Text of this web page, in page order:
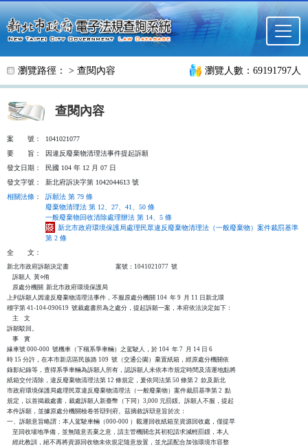
跳至主要內容
瀏覽路徑： > 查閱內容 瀏覽人數：69191797人
查閱內容
案 號：
1041021077
要
旨：
因違反廢棄物清理法事件提起訴願
發文日期：
民國 104 年 12 月 07 日
發文字號：
新北府訴決字第 1042044613 號
相關法條 ：
訴願法 第 79 條
廢棄物清理法 第 12、27、41、50 條
一般廢棄物回收清除處理辦法 第 14、5 條
新北市政府環境保護局處理民眾違反廢棄物清理法（一般廢棄物）案件裁罰基準
第 2 條
全
文：
新北市政府訴願決定書                                  案號：1041021077  號
    訴願人  黃○侑
    原處分機關  新北市政府環境保護局
上列訴願人因違反廢棄物清理法事件，不服原處分機關 104  年 9  月 11 日新北環
稽字第 41-104-090619  號裁處書所為之處分，提起訴願一案，本府依法決定如下：
    主    文
訴願駁回。
    事    實
緣車號 000-000  號機車（下稱系爭車輛）之駕駛人，於 104  年 7  月 14 日 6
時 15 分許，在本市新店區民族路 109  號（交通公園）棄置紙箱，經原處分機關依
錄影紀錄等，查得系爭車輛為訴願人所有，認訴願人未依本市規定時間及清運地點將
紙箱交付清除，違反廢棄物清理法第 12 條規定，爰依同法第 50 條第 2  款及新北
市政府環境保護局處理民眾違反廢棄物清理法（一般廢棄物）案件裁罰基準第 2  點
規定，以首揭裁處書，裁處訴願人新臺幣（下同）3,000 元罰鍰。訴願人不服，提起
本件訴願，並據原處分機關檢卷答辯到府。茲摘敘訴辯意旨於次：
一、訴願意旨略謂：本人駕駛車輛（000-000 ）載運回收紙箱至資源回收處，僅提早
    至回收場地準備，並無隨意丟棄之意，請主管機關念其初犯請求減輕罰鍰，本人
    經此教訓，絕不再將資源回收物未依規定隨意放置，並允諾配合加強環境市容整